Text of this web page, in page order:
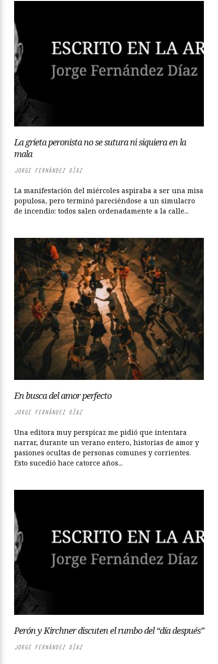
La grieta peronista no se sutura ni siquiera en la
mala
JORGE FERNÁNDEZ DÍAZ
La manifestación del miércoles aspiraba a ser una misa
populosa, pero terminó pareciéndose a un simulacro
de incendio: todos salen ordenadamente a la calle...
En busca del amor perfecto
JORGE FERNÁNDEZ DÍAZ
Una editora muy perspicaz me pidió que intentara
narrar, durante un verano entero, historias de amor y
pasiones ocultas de personas comunes y corrientes.
Esto sucedió hace catorce años...
Perón y Kirchner discuten el rumbo del “día después”
JORGE FERNÁNDEZ DÍAZ